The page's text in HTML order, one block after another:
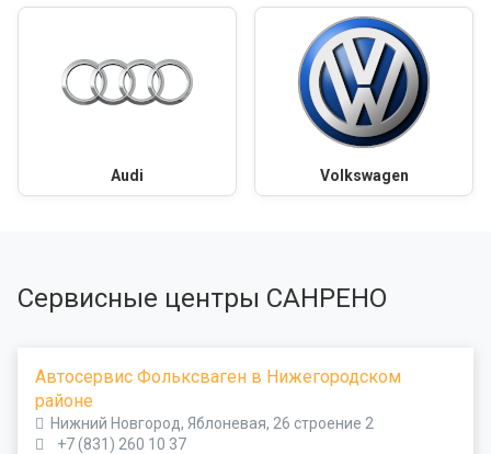
Audi Volkswagen
Сервисные центры САНРЕНО
Автосервис Фольксваген в Нижегородском
районе
Нижний Новгород, Яблоневая, 26 строение 2
+7 (831) 260 10 37